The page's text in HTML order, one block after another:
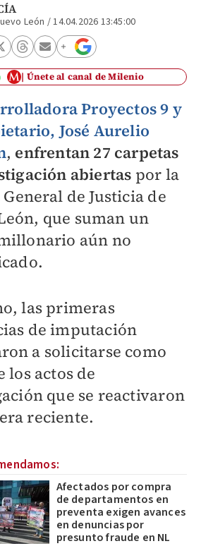
León /14.04.2026 13:45:00
Únete al canal de Milenio
Proyectos 9 y
José Aurelio
, enfrentan 27 carpetas
abiertas por la
de Justicia de
que suman un
aún no
las primeras
de imputación
a solicitarse como
los actos de
que se reactivaron
reciente.
Afectados por compra
de departamentos en
preventa exigen avances
en denuncias por
presunto fraude en NL